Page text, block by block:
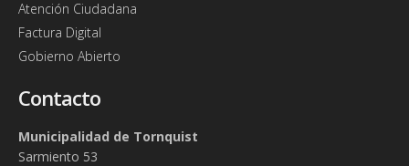
Certificado de antecedentes penales para categorías
profesionales.
A partir de los 70 años de edad, certificado de médico
Para profesionales, audiometría , agudeza visual y
aprobado, presentando el mismo es suficiente)
Atención Ciudadana
Factura Digital
Gobierno Abierto
Contacto
Municipalidad de Tornquist
Sarmiento 53